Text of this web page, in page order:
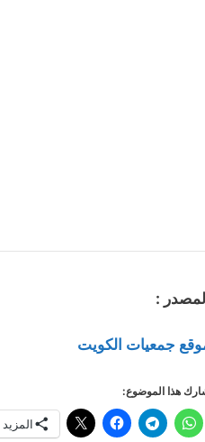
المصدر :
جمعيات الكويت
هذا الموضوع:
المزيد